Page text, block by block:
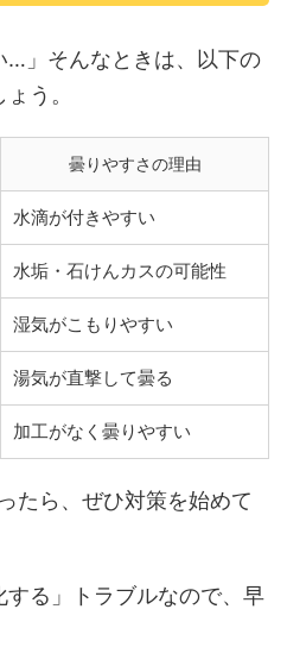
…」そんなときは、以下の
う。
曇りやすさの理由
水滴が付きやすい
水垢・石けんカスの可能性
湿気がこもりやすい
湯気が直撃して曇る
加工がなく曇りやすい
たら、ぜひ対策を始めて
る」トラブルなので、早